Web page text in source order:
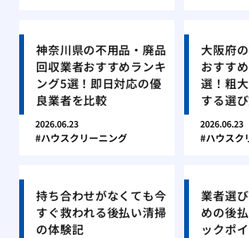
神奈川県の不用品・廃品
回収業者おすすめランキ
ング5選！即日対応の優
良業者を比較
2026.06.23
ハウスクリーニング
大阪府
おすす
選！粗
する選
2026.06.23
ハウスク
持ち合わせがなくても今
すぐ救われる後払い清掃
の体験記
業者選
めの後
ックポ